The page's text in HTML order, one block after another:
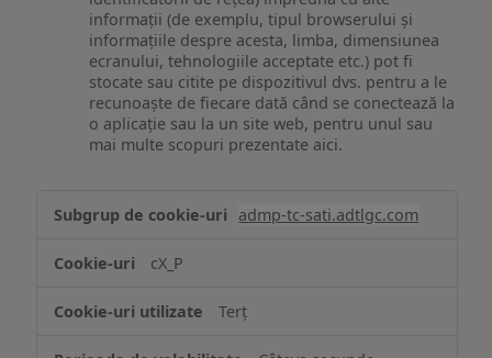
informații (de exemplu, tipul browserului și
informațiile despre acesta, limba, dimensiunea
ecranului, tehnologiile acceptate etc.) pot fi
stocate sau citite pe dispozitivul dvs. pentru a le
recunoaște de fiecare dată când se conectează la
o aplicație sau la un site web, pentru unul sau
mai multe scopuri prezentate aici.
și/sau
informațiilor
pe
admp-tc-sati.adtlgc.com
cX_P
Terț